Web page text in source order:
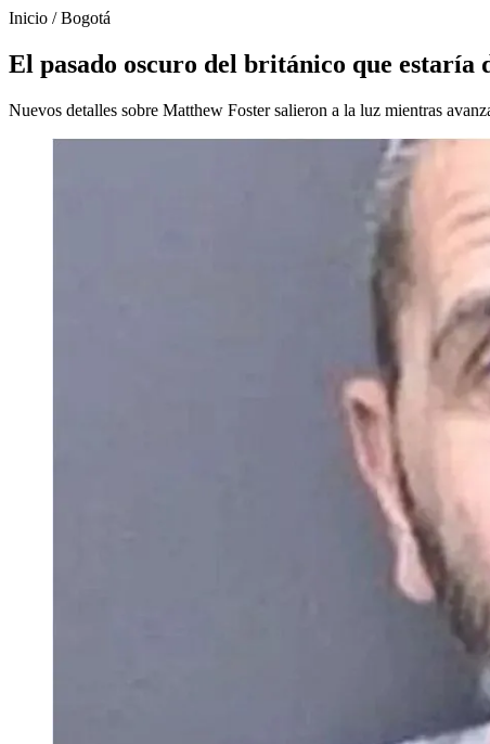
Inicio /Bogotá
El pasado oscuro del británico que
Nuevos detalles sobre Matthew Foster salieron a la luz mientras